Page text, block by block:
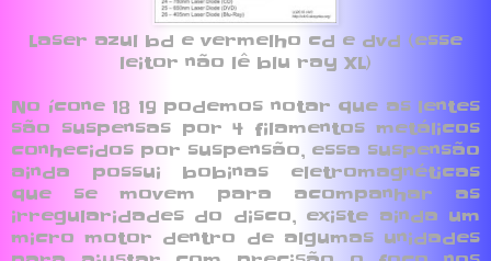
Laser azul bd e vermelho cd e dvd (esse
leitor não lê blu ray XL)
No ícone 18 19 podemos notar que as lentes
são suspensas por 4 filamentos metálicos
conhecidos por suspensão, essa suspensão
ainda possui bobinas eletromagnéticas
que se movem para acompanhar as
irregularidades do disco, existe ainda um
micro motor dentro de algumas unidades